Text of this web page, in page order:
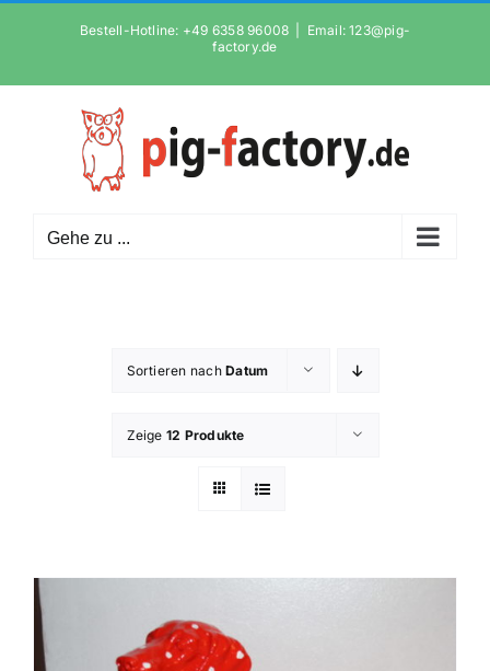
Bestell-Hotline: +49 6358 96008
Email: 123@pig-
factory.de
Gehe zu ...
Sortieren nachDatum
Zeige 12 Produkte